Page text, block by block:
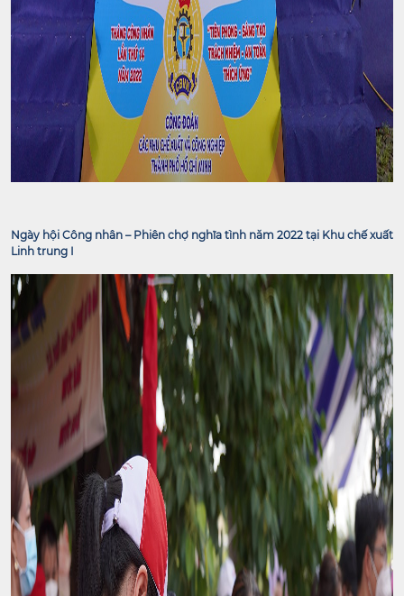
Ngày hội Công nhân – Phiên chợ nghĩa tình năm 2022 tại Khu chế xuất
Linh trung I